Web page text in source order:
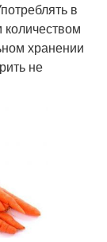
в
хранении
не